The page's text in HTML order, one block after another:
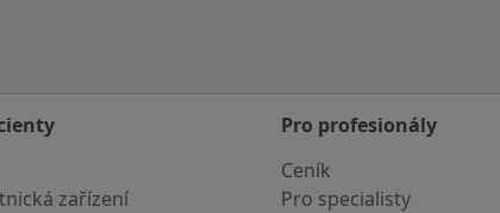
zařízení
Pro profesionály
Ceník
Pro specialisty